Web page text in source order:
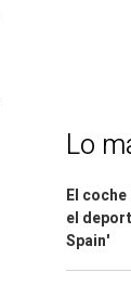
Lo
El
el
Spain'